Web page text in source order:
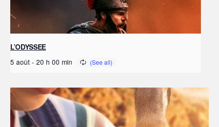
L’ODYSSEE
5 août - 20 h 00 min